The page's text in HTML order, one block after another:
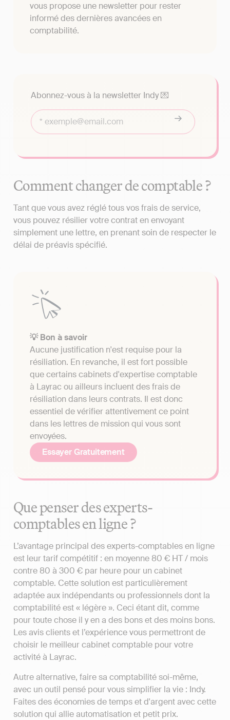
vous propose une newsletter pour rester
informé des dernières avancées en
comptabilité.
Abonnez-vous à la newsletter Indy 💌
Comment changer de comptable ?
Tant que vous avez réglé tous vos frais de service,
vous pouvez résilier votre contrat en envoyant
simplement une lettre, en prenant soin de respecter le
délai de préavis spécifié.
💡 Bon à savoir
Aucune justification n'est requise pour la
résiliation. En revanche, il est fort possible
que certains cabinets d'expertise comptable
à Layrac ou ailleurs incluent des frais de
résiliation dans leurs contrats. Il est donc
essentiel de vérifier attentivement ce point
dans les lettres de mission qui vous sont
envoyées.
Essayer Gratuitement
Que penser des experts-
comptables en ligne ?
L’avantage principal des experts-comptables en ligne
est leur tarif compétitif : en moyenne 80 € HT / mois
contre 80 à 300 € par heure pour un cabinet
comptable. Cette solution est particulièrement
adaptée aux indépendants ou professionnels dont la
comptabilité est « légère ». Ceci étant dit, comme
pour toute chose il y en a des bons et des moins bons.
Les avis clients et l’expérience vous permettront de
choisir le meilleur cabinet comptable pour votre
activité à Layrac.
Autre alternative, faire sa comptabilité soi-même,
avec un outil pensé pour vous simplifier la vie : Indy.
Faites des économies de temps et d'argent avec cette
solution qui allie automatisation et petit prix.